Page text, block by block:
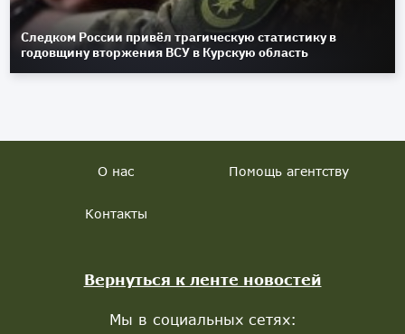
Следком России привёл трагическую статистику в
годовщину вторжения ВСУ в Курскую область
О нас Помощь агентству
Контакты
Вернуться к ленте новостей
Мы в социальных сетях: